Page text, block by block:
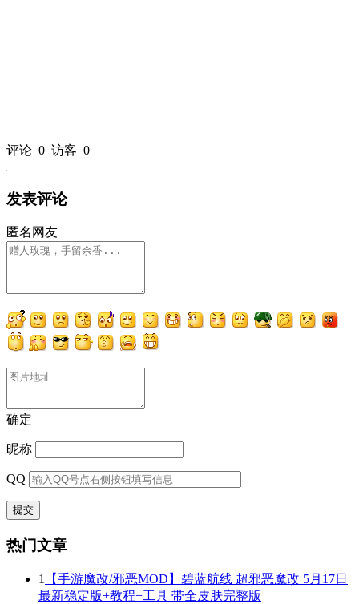
评论 0 访客 0
发表评论
匿名网友
确定
昵称
QQ
热门文章
1
【手游魔改/邪恶MOD】碧蓝航线 超邪恶魔改 5月17日
最新稳定版+教程+工具 带全皮肤完整版